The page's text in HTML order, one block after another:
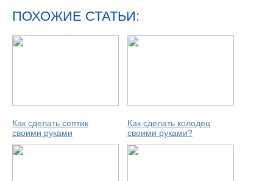
ПОХОЖИЕ СТАТЬИ:
Как сделать септик
своими руками
Как сделать колодец
своими руками?